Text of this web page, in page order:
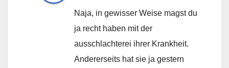
Naja, in gewisser Weise magst du
ja recht haben mit der
ausschlachterei ihrer Krankheit.
Andererseits hat sie ja gestern